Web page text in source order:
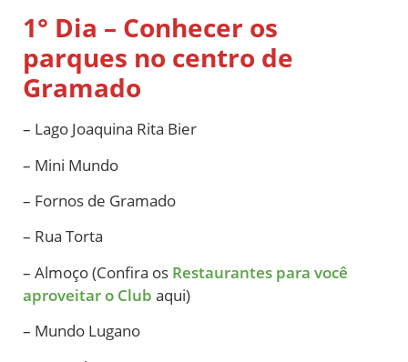
1° Dia – Conhecer os
parques no centro de
Gramado
– Lago Joaquina Rita Bier
– Mini Mundo
– Fornos de Gramado
– Rua Torta
– Almoço (Confira os Restaurantes para você
aproveitar o Club aqui)
– Mundo Lugano